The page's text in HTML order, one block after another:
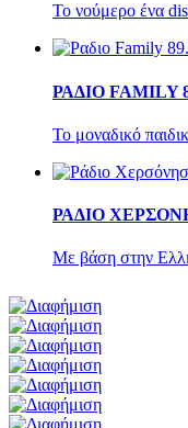
Το νούμερο ένα
ΡΑΔΙΟ FAMILY
Το μοναδικό
ΡΑΔΙΟ
Με βάση στην